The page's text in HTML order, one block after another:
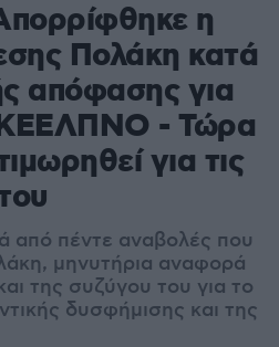
η
Πολάκη κατά
απόφασης για
- Τώρα
για τις
από πέντε αναβολές που
μηνυτήρια αναφορά
της συζύγου του για το
δυσφήμισης και της